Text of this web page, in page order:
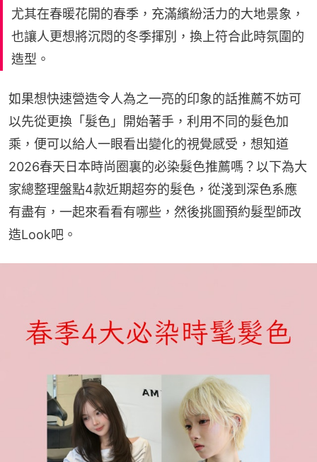
尤其在春暖花開的春季，充滿繽紛活力的大地景象，
也讓人更想將沉悶的冬季揮別，換上符合此時氛圍的
造型。
如果想快速營造令人為之一亮的印象的話推薦不妨可
以先從更換「髮色」開始著手，利用不同的髮色加
乘，便可以給人一眼看出變化的視覺感受，想知道
2026春天日本時尚圈裏的必染髮色推薦嗎？以下為大
家總整理盤點4款近期超夯的髮色，從淺到深色系應
有盡有，一起來看看有哪些，然後挑圖預約髮型師改
造Look吧。